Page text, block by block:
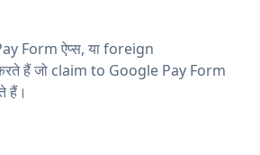
Form ऐप्स, या foreign
हैं जो claim to Google Pay Form
हैं।